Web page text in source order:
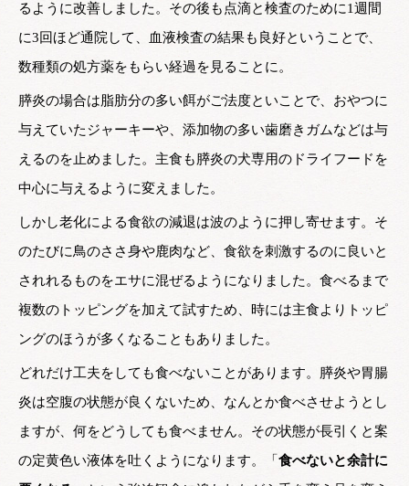
るように改善しました。その後も点滴と検査のために1週間
に3回ほど通院して、血液検査の結果も良好ということで、
数種類の処方薬をもらい経過を見ることに。
膵炎の場合は脂肪分の多い餌がご法度といことで、おやつに
与えていたジャーキーや、添加物の多い歯磨きガムなどは与
えるのを止めました。主食も膵炎の犬専用のドライフードを
中心に与えるように変えました。
しかし老化による食欲の減退は波のように押し寄せます。そ
のたびに鳥のささ身や鹿肉など、食欲を刺激するのに良いと
されれるものをエサに混ぜるようになりました。食べるまで
複数のトッピングを加えて試すため、時には主食よりトッピ
ングのほうが多くなることもありました。
どれだけ工夫をしても食べないことがあります。膵炎や胃腸
炎は空腹の状態が良くないため、なんとか食べさせようとし
ますが、何をどうしても食べません。その状態が長引くと案
の定黄色い液体を吐くようになります。「 食べないと余計に